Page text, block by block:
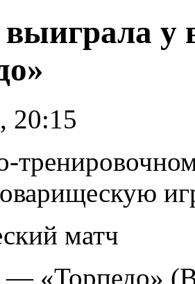
у
20:15
матч
— «Торпедо»